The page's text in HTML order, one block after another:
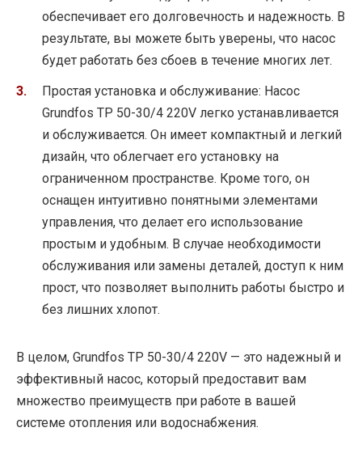
обеспечивает его долговечность и надежность. В
результате, вы можете быть уверены, что насос
будет работать без сбоев в течение многих лет.
Простая установка и обслуживание: Насос
Grundfos TP 50-30/4 220V легко устанавливается
и обслуживается. Он имеет компактный и легкий
дизайн, что облегчает его установку на
ограниченном пространстве. Кроме того, он
оснащен интуитивно понятными элементами
управления, что делает его использование
простым и удобным. В случае необходимости
обслуживания или замены деталей, доступ к ним
прост, что позволяет выполнить работы быстро и
без лишних хлопот.
В целом, Grundfos TP 50-30/4 220V — это надежный и
эффективный насос, который предоставит вам
множество преимуществ при работе в вашей
системе отопления или водоснабжения.